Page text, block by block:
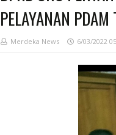
PELAYANAN
Merdeka News 6/03/2022